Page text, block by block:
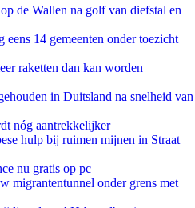
de Wallen na golf van diefstal en
eens 14 gemeenten onder toezicht
raketten dan kan worden
in Duitsland na snelheid van
nóg aantrekkelijker
hulp bij ruimen mijnen in Straat
nu gratis op pc
migrantentunnel onder grens met